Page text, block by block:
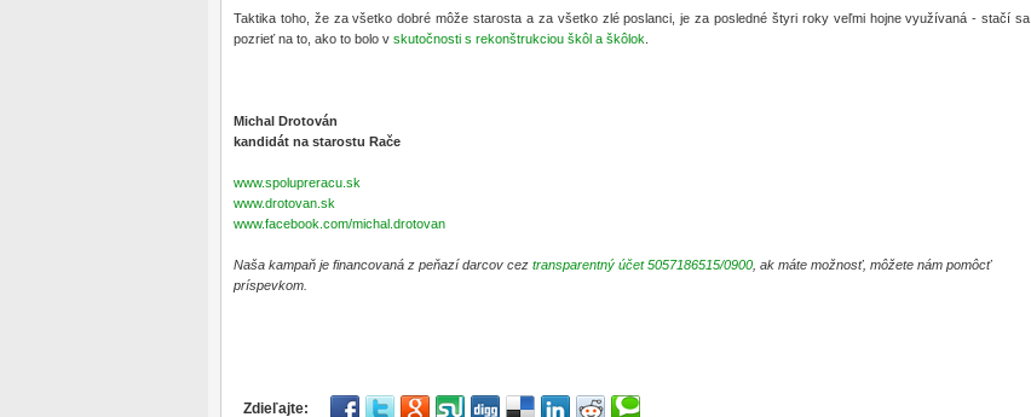
Taktika toho, že za všetko dobré môže starosta a za všetko zlé poslanci, je za posledné štyri roky veľmi hojne využívaná - stačí sa
pozrieť na to, ako to bolo v skutočnosti s rekonštrukciou škôl a škôlok
Michal Drotován
kandidát na starostu Rače
www.spolupreracu.sk
www.drotovan.sk
www.facebook.com/michal.drotovan
Naša kampaň je financovaná z peňazí darcov cez transparentný účet 5057186515/0900 , ak máte možnosť, môžete nám pomôcť
príspevkom.